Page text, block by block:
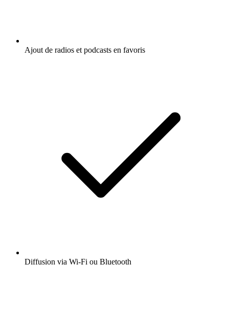
Ajout de radios et podcasts en favoris
Diffusion via Wi-Fi ou Bluetooth